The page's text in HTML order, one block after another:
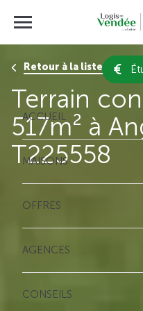
ACCUEIL
MAISONS
OFFRES
AGENCES
CONSEILS
Retour à la liste des
Terrain
517m² à
T225558